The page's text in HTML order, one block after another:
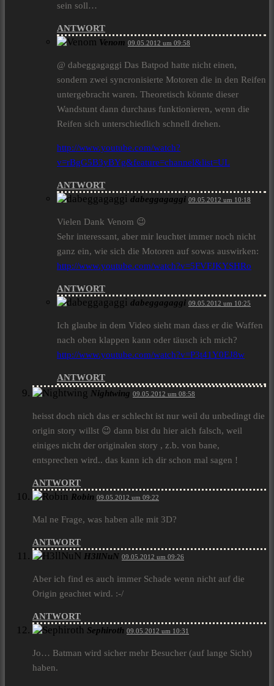
sein soll…
ANTWORT
Venom 09.05.2012 um 09:58
@ dabeggagaggi Das Batpod hatte nicht einen,
sondern zwei syncronisierte Motoren die in den Reifen
untergebracht waren. Theoretisch könnte dieser
Wandstunt dann durchaus funktionieren, wenn die
Reifen sich unterschiedlich schnell drehen.
http://www.youtube.com/watch?
v=rBgG5B3yBYg&feature=channel&list=UL
ANTWORT
dabeggagaggi 09.05.2012 um 10:18
Vielen Dank Venom 😉
Sehr interessant, aber mir leuchtet immer noch nicht
ganz ein, wie sich die Motoren auf sowas auswirken:
http://www.youtube.com/watch?v=5FVFJKYSHRo
ANTWORT
dabeggagaggi 09.05.2012 um 10:25
Ich glaube in dem Video sieht man dass er die Waffen
nach oben klappen kann oder täusch ich mich?
http://www.youtube.com/watch?v=P3t41Y0EJ8w
ANTWORT
Nightwing 09.05.2012 um 08:58
heisst doch nich das er schlecht ist nur weil du unbedingt die
origin story willst 😉 dann bist du hier aich falsch, weil
einiges nicht der originalen story , z.b. von bane,
entsprechen wird.. das kann ich dir schon mal sagen !
ANTWORT
Robin 09.05.2012 um 09:22
Mal ne Frage, was haben alle mit 3D?
ANTWORT
H3llNuN 09.05.2012 um 09:26
Aber ich find es auch immer Schade wenn nicht auf die
Origin geachtet wird. :-/
ANTWORT
Sephiroth 09.05.2012 um 10:31
Jo… Batman wird sicher mehr Besucher (auf lange Sicht)
haben.